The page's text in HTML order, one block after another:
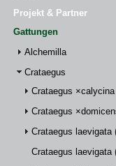
Projekt & Partner
Gattungen
Alchemilla
Crataegus
Crataegus
Crataegus
Crataegus laevigata
Crataegus laevigata